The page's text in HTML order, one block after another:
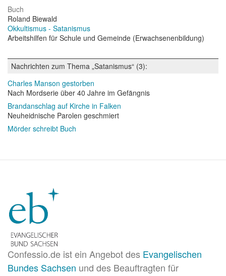
Buch
Roland Biewald
Okkultismus - Satanismus
Arbeitshilfen für Schule und Gemeinde (Erwachsenenbildung)
Nachrichten zum Thema „Satanismus“ (3):
Charles Manson gestorben
Nach Mordserie über 40 Jahre im Gefängnis
Brandanschlag auf Kirche in Falken
Neuheidnische Parolen geschmiert
Mörder schreibt Buch
Confessio.de ist ein Angebot des Evangelischen
Bundes Sachsen und des Beauftragten für